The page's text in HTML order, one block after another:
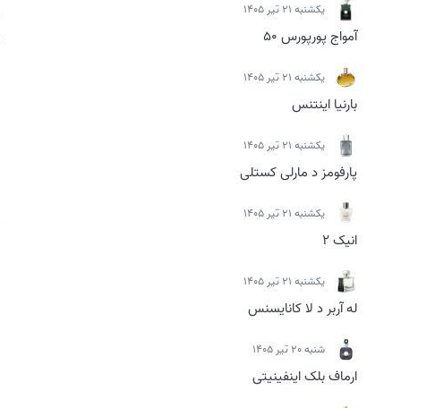
يكشنبه 21 تیر 1405
آمواج پورپورس 50
يكشنبه 21 تیر 1405
بارنیا اینتنس
يكشنبه 21 تیر 1405
پارفومز د مارلی کستلی
يكشنبه 21 تیر 1405
انیک 2
يكشنبه 21 تیر 1405
له آربر د لا کانایسنس
شنبه 20 تیر 1405
ارماف بلک اینفینیتی